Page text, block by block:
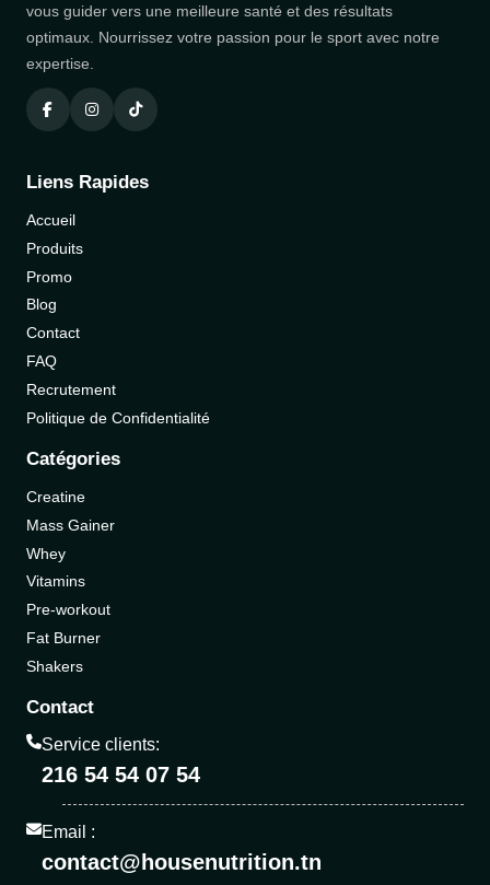
vous guider vers une meilleure santé et des résultats
optimaux. Nourrissez votre passion pour le sport avec notre
expertise.
Liens Rapides
Accueil
Produits
Promo
Blog
Contact
FAQ
Recrutement
Politique de Confidentialité
Catégories
Creatine
Mass Gainer
Whey
Vitamins
Pre-workout
Fat Burner
Shakers
Contact
Service clients:
216 54 54 07 54
Email :
contact@housenutrition.tn